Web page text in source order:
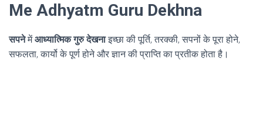
Me Adhyatm Guru Dekhna
सपनेमेंआध्यात्मिक गुरु देखनाइच्छा की पूर्ति, तरक्की, सपनों के पूरा होने,
सफलता, कार्यो के पूर्ण होने और ज्ञान की प्राप्ति का प्रतीक होता है।